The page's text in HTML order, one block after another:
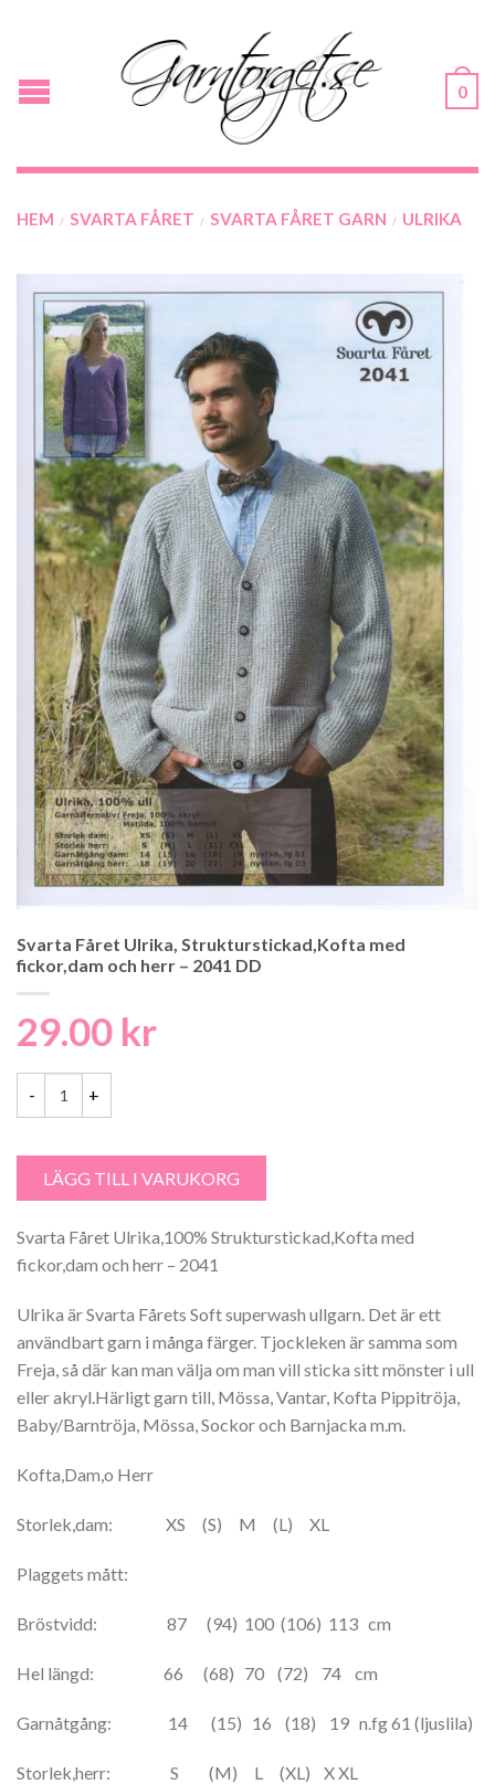
0
HEM / SVARTA FÅRET / SVARTA FÅRET GARN / ULRIKA
Svarta Fåret Ulrika, Strukturstickad,Kofta med
fickor,dam och herr – 2041 DD
29.00 kr
LÄGG TILL I VARUKORG
Svarta Fåret Ulrika,100% Strukturstickad,Kofta med
fickor,dam och herr – 2041
Ulrika är Svarta Fårets Soft superwash ullgarn. Det är ett
användbart garn i många färger. Tjockleken är samma som
Freja, så där kan man välja om man vill sticka sitt mönster i ull
eller akryl.Härligt garn till, Mössa, Vantar, Kofta Pippitröja,
Baby/Barntröja, Mössa, Sockor och Barnjacka m.m.
Kofta,Dam,o Herr
Storlek,dam: XS (S) M (L) XL
Plaggets mått:
Bröstvidd: 87 (94) 100 (106) 113 cm
Hel längd: 66 (68) 70 (72) 74 cm
Garnåtgång: 14 (15) 16 (18) 19 n.fg 61 (ljuslila)
Storlek,herr: S (M) L (XL) X XL